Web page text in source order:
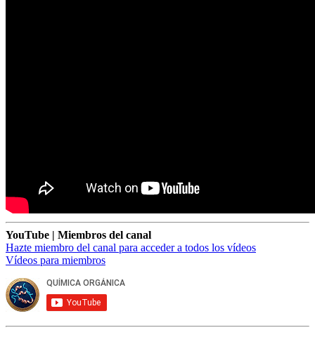
YouTube | Miembros del canal
Hazte miembro del canal para acceder a todos los vídeos
Vídeos para miembros